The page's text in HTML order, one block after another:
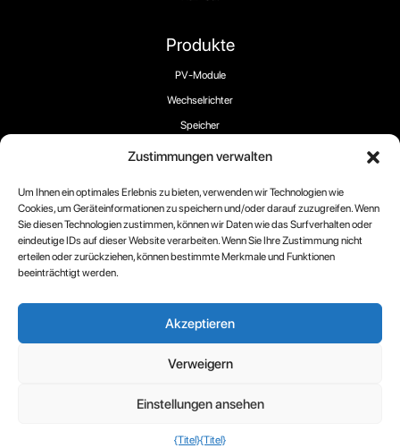
Zustimmungen verwalten
Um Ihnen ein optimales Erlebnis zu bieten, verwenden wir Technologien wie
Cookies, um Geräteinformationen zu speichern und/oder darauf zuzugreifen. Wenn
Sie diesen Technologien zustimmen, können wir Daten wie das Surfverhalten oder
eindeutige IDs auf dieser Website verarbeiten. Wenn Sie Ihre Zustimmung nicht
erteilen oder zurückziehen, können bestimmte Merkmale und Funktionen
beeinträchtigt werden.
Akzeptieren
Verweigern
Einstellungen ansehen
{Titel}{Titel}
Produkte
PV-Module
Wechselrichter
Speicher
Folgen Sie uns:
Urheberrecht 2025 ® RECOM-TECH
Richtlinie